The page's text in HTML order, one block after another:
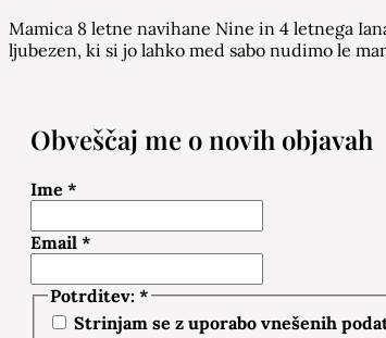
Mamica 8 letne navihane Nine in 4 letnega
ljubezen, ki si jo lahko med sabo nudimo le
Obveščaj me o novih objavah
Ime *
Email *
Potrditev: *
Strinjam se z uporabo vnešenih